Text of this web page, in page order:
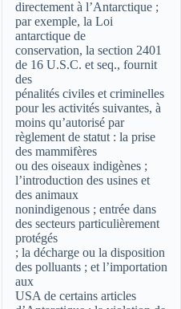
directement à l’Antarctique ;
par exemple, la Loi
antarctique de
conservation, la section 2401
de 16 U.S.C. et seq., fournit
des
pénalités civiles et criminelles
pour les activités suivantes, à
moins qu’autorisé par
règlement de statut : la prise
des mammifères
ou des oiseaux indigènes ;
l’introduction des usines et
des animaux
nonindigenous ; entrée dans
des secteurs particulièrement
protégés
; la décharge ou la disposition
des polluants ; et l’importation
aux
USA de certains articles